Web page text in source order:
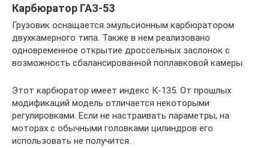
Карбюратор ГАЗ-53
Грузовик оснащается эмульсионным карбюратором
двухкамерного типа. Также в нем реализовано
одновременное открытие дроссельных заслонок с
возможность сбалансированной поплавковой камеры.
Этот карбюратор имеет индекс К-135. От прошлых
модификаций модель отличается некоторыми
регулировками. Если не настраивать параметры, на
моторах с обычными головками цилиндров его
использовать не получится.